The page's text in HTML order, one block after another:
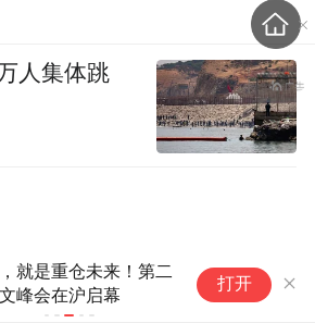
就是重仓未来！第二
峰会在沪启幕
【企业家说
业价值兑现
打开
人集体跳